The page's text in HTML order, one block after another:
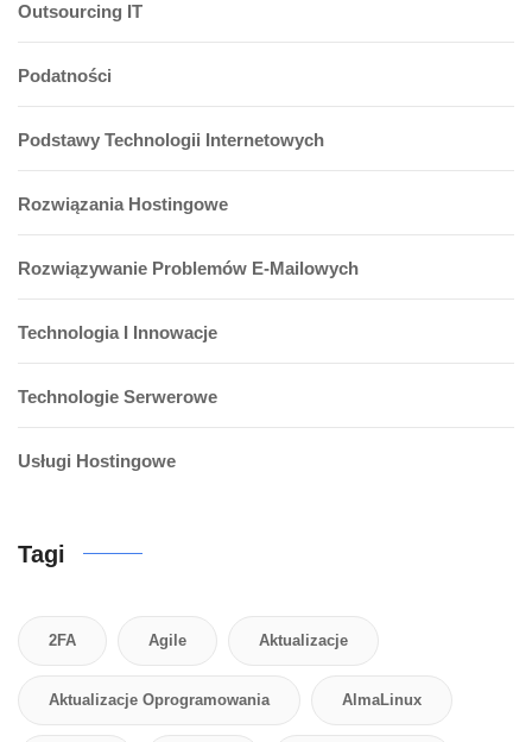
Outsourcing IT
Podatności
Podstawy Technologii Internetowych
Rozwiązania Hostingowe
Rozwiązywanie Problemów E-Mailowych
Technologia I Innowacje
Technologie Serwerowe
Usługi Hostingowe
Tagi
2FA Agile Aktualizacje
Aktualizacje Oprogramowania AlmaLinux